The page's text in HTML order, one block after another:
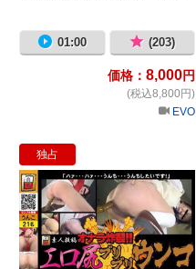
01:00 (203)
価格： 8,000円
(税込8,800円)
EVO
独占